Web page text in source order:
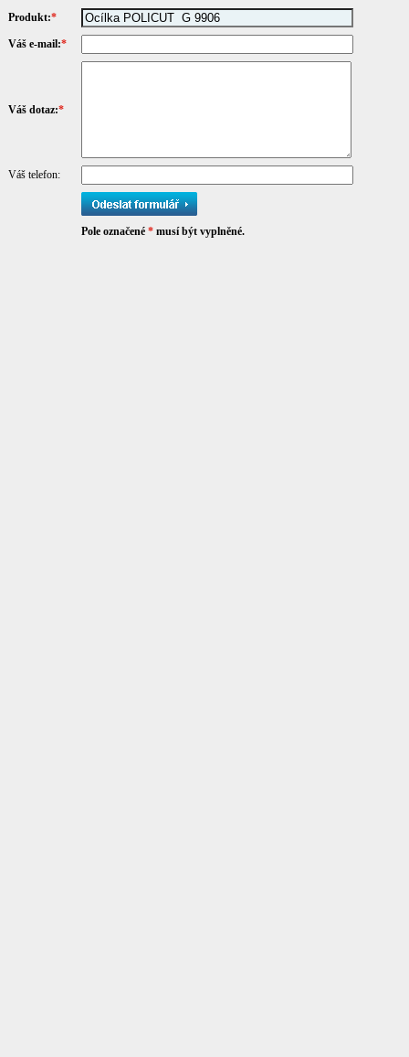
Produkt:*
Váš e-mail:*
Váš dotaz:*
Váš telefon:
Pole označené * musí být vyplněné.